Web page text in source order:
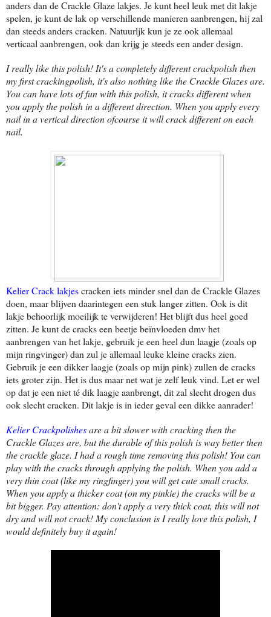
anders dan de Crackle Glaze lakjes. Je kunt heel leuk met dit lakje
spelen, je kunt de lak op verschillende manieren aanbrengen, hij zal
dan steeds anders cracken. Natuurljk kun je ze ook allemaal
verticaal aanbrengen, ook dan krijg je steeds een ander design.
I really like this polish! It's a completely different crackpolish then
my first crackingpolish, it's also nothing like the Crackle Glazes are.
You can have lots of fun with this polish, it cracks different when
you apply the polish in a different direction. When you apply every
nail in a vertical direction ofcourse it will crack different on each
nail.
Kelier Crack lakjescracken iets minder snel dan de Crackle Glazes
doen, maar blijven daarintegen een stuk langer zitten. Ook is dit
lakje behoorlijk moeilijk te verwijderen! Het blijft dus heel goed
zitten. Je kunt de cracks een beetje beïnvloeden dmv het
aanbrengen van het lakje, gebruik je een heel dun laagje (zoals op
mijn ringvinger) dan zul je allemaal leuke kleine cracks zien.
Gebruik je een dikker laagje (zoals op mijn pink) zullen de cracks
iets groter zijn. Het is dus maar net wat je zelf leuk vind. Let er wel
op dat je een niet té dik laagje aanbrengt, dit zal slecht drogen dus
ook slecht cracken. Dit lakje is in ieder geval een dikke aanrader!
Kelier Crackpolishesare a bit slower with cracking then the
Crackle Glazes are, but the durable of this polish is way better then
the crackle glaze. I had a rough time removing this polish! You can
play with the cracks through applying the polish. When you add a
very thin coat (like my ringfinger) you will get cute small cracks.
When you apply a thicker coat (on my pinkie) the cracks will be a
bit bigger. Pay attention: don't apply a very thick coat, this will not
dry and will not crack! My conclusion is I really love this polish, I
would definitely buy it again!